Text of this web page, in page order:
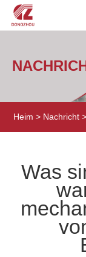
Heim > Nachricht >
Was